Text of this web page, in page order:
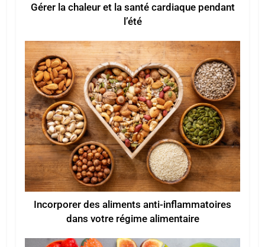
Gérer la chaleur et la santé cardiaque pendant
l’été
Incorporer des aliments anti-inflammatoires
dans votre régime alimentaire